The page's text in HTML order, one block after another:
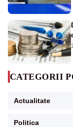
CATEGORII
Actualitate
Politica